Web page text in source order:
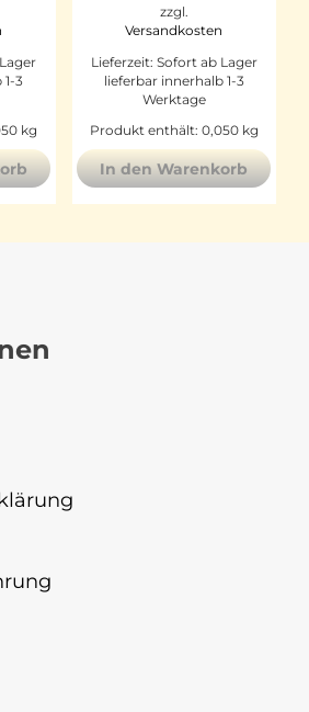
3
kg
zzgl.
Versandkosten
Lieferzeit: Sofort ab Lager
lieferbar innerhalb 1-3
Werktage
Produkt enthält: 0,050 kg
In den Warenkorb